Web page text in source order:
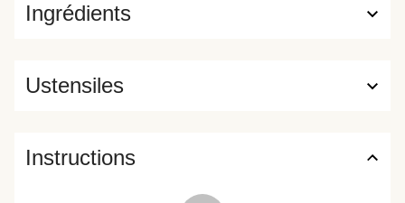
Ingrédients
Ustensiles
Instructions